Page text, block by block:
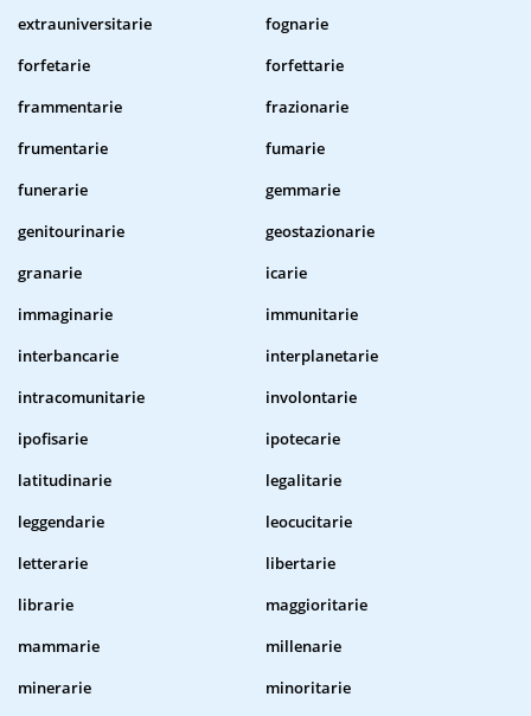
extrauniversitarie
fognarie
forfetarie
forfettarie
frammentarie
frazionarie
frumentarie
fumarie
funerarie
gemmarie
genitourinarie
geostazionarie
granarie
icarie
immaginarie
immunitarie
interbancarie
interplanetarie
intracomunitarie
involontarie
ipofisarie
ipotecarie
latitudinarie
legalitarie
leggendarie
leocucitarie
letterarie
libertarie
librarie
maggioritarie
mammarie
millenarie
minerarie
minoritarie